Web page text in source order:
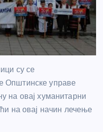
су се
Општинске управе
на овај хуманитарни
на овај начин лечење